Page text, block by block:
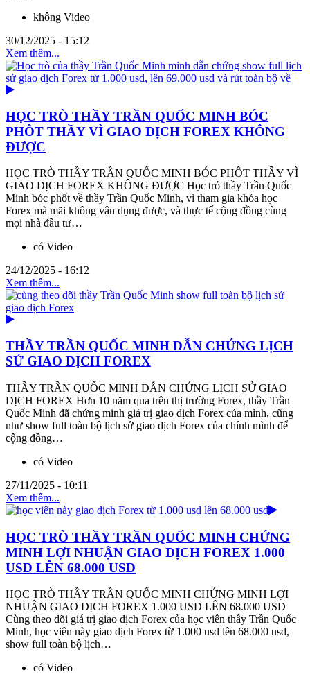
không Video
30/12/2025 - 15:12
Xem thêm...
HỌC TRÒ THẦY TRẦN QUỐC MINH BÓC
PHÔT THẦY VÌ GIAO DỊCH FOREX KHÔNG
ĐƯỢC
HỌC TRÒ THẦY TRẦN QUỐC MINH BÓC PHÔT THẦY VÌ
GIAO DỊCH FOREX KHÔNG ĐƯỢC Học trỏ thầy Trần Quốc
Minh bóc phốt về thầy Trần Quốc Minh, vì tham gia khóa học
Forex mà mãi không vận dụng được, và thực tế cộng đồng cùng
mọi nhà đầu tư…
có Video
24/12/2025 - 16:12
Xem thêm...
THẦY TRẦN QUỐC MINH DẪN CHỨNG LỊCH
SỬ GIAO DỊCH FOREX
THẦY TRẦN QUỐC MINH DẪN CHỨNG LỊCH SỬ GIAO
DỊCH FOREX Hơn 10 năm qua trên thị trường Forex, thầy Trần
Quốc Minh đã chứng minh giá trị giao dịch Forex của mình, cũng
như show full toàn bộ lịch sử giao dịch Forex của chính mình để
cộng đồng…
có Video
27/11/2025 - 10:11
Xem thêm...
HỌC TRÒ THẦY TRẦN QUỐC MINH CHỨNG
MINH LỢI NHUẬN GIAO DỊCH FOREX 1.000
USD LÊN 68.000 USD
HỌC TRÒ THẦY TRẦN QUỐC MINH CHỨNG MINH LỢI
NHUẬN GIAO DỊCH FOREX 1.000 USD LÊN 68.000 USD
Cùng theo dõi giá trị giao dịch Forex của học viên thầy Trần Quốc
Minh, học viên này giao dịch Forex từ 1.000 usd lên 68.000 usd,
show full toàn bộ lịch…
có Video